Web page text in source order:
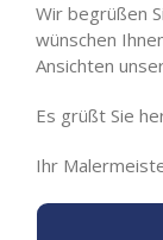
Wir begrüßen
wünschen
Ansichten
Es grüßt Sie
Ihr